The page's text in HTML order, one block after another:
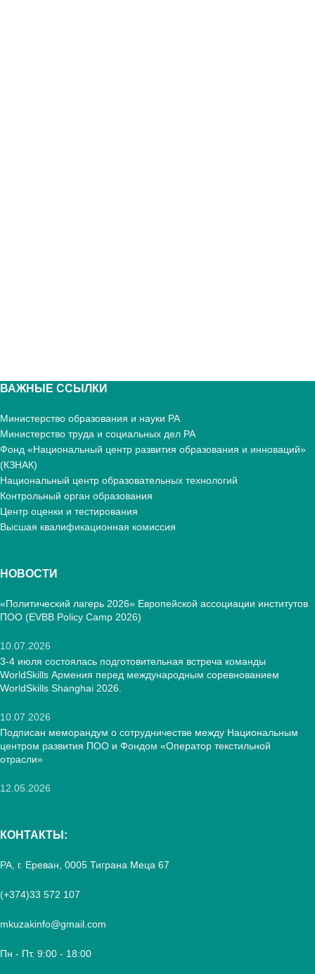
ВАЖНЫЕ ССЫЛКИ
Министерство образования и науки РА
Министерство труда и социальных дел РА
Фонд «Национальный центр развития образования и инноваций»
(КЗНАК)
Национальный центр образовательных технологий
Контрольный орган образования
Центр оценки и тестирования
Высшая квалификационная комиссия
НОВОСТИ
«Политический лагерь 2026» Европейской ассоциации институтов
ПОО (EVBB Policy Camp 2026)
10.07.2026
3-4 июля состоялась подготовительная встреча команды
WorldSkills Армения перед международным соревнованием
WorldSkills Shanghai 2026.
10.07.2026
Подписан меморандум о сотрудничестве между Национальным
центром развития ПОО и Фондом «Оператор текстильной
отрасли»
12.05.2026
КОНТАКТЫ:
РА, г. Ереван, 0005 Тиграна Меца 67
(+374)33 572 107
mkuzakinfo@gmail.com
Пн - Пт. 9:00 - 18:00